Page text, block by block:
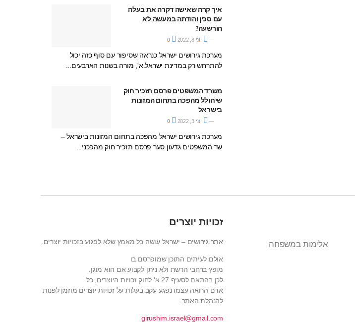
איך קרה שאישה דקרה את בעלה
עם סכין והודתה במעשה לא
הורשעה?
יוני 8, 2022
מערכת גירושים ישראל כנראה שסיפור עם סוף כזה יכול
להתרחש רק במדינת ישראל.א', מורה בשנות הארבעים...
משרד המשפטים פרסם תזכיר חוק
שיחולל מהפכה בתחום המזונות
בישראל
יוני 3, 2022
מערכת גירושים ישראל מהפכה בתחום המזונות בישראל –
שר המשפטים גדעון סער פרסם תזכיר חוק מהפכני...
אלימות במשפחה
זכויות יוצרים
אתר גירושים – ישראל עושה כל מאמץ שלא לפגוע בזכויות יוצרים.
אולם לעיתים התוכן שמופרסם בו
מופץ ברחבי הרשת ולא ניתן לקבוע אם הוא מוגן.
לכן בהתאם לסעיף 27 א' לחוק זכויות היוצרים, כל
אדם הרואה עצמו נפגע עקב בעלות על זכויות יוצרים מוזמן לפנות
להנהלת האתר:
girushim.israel@gmail.com